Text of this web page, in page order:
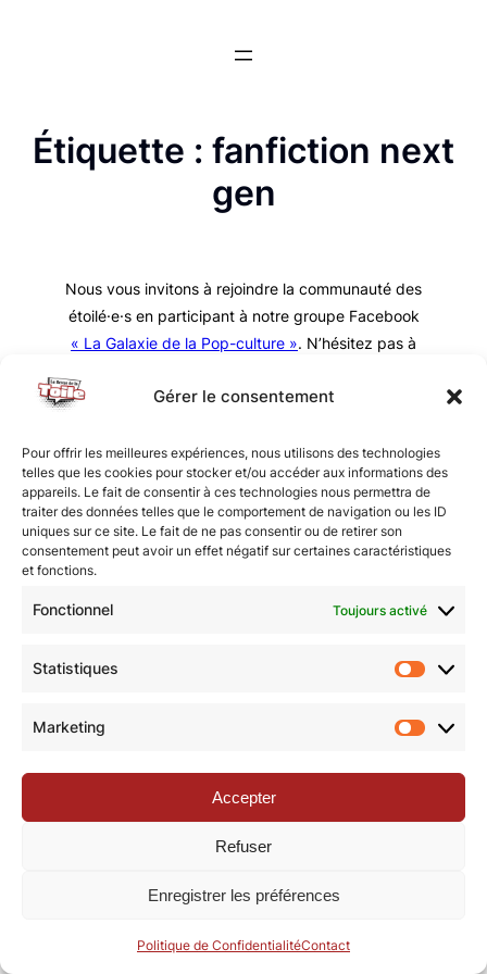
Gérer le consentement
Pour offrir les meilleures expériences, nous utilisons des technologies
telles que les cookies pour stocker et/ou accéder aux informations des
appareils. Le fait de consentir à ces technologies nous permettra de
traiter des données telles que le comportement de navigation ou les ID
uniques sur ce site. Le fait de ne pas consentir ou de retirer son
consentement peut avoir un effet négatif sur certaines caractéristiques
et fonctions.
Fonctionnel Toujours activé
Statistiques
Marketing
Accepter
Refuser
Enregistrer les préférences
Politique de ConfidentialitéContact
Étiquette : fanfiction next
gen
Nous vous invitons à rejoindre la communauté des
étoilé·e·s en participant à notre groupe Facebook
« La Galaxie de la Pop-culture ». N’hésitez pas à
© Revue de la Toile 2018 – 2026 | Thème Mesa WPEX par
WPExplorer